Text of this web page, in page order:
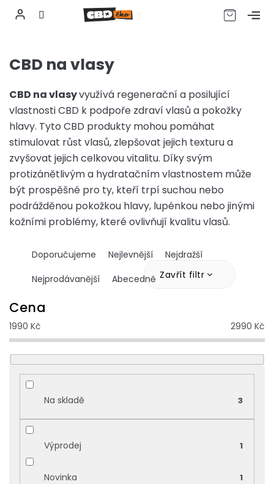
obsah
CZK
CBD na vlasy
CBD na vlasyvyužívá regenerační a posilující
vlastnosti CBD k podpoře zdraví vlasů a pokožky
hlavy. Tyto CBD produkty mohou pomáhat
stimulovat růst vlasů, zlepšovat jejich texturu a
zvyšovat jejich celkovou vitalitu. Díky svým
protizánětlivým a hydratačním vlastnostem může
být prospěšné pro ty, kteří trpí suchou nebo
podrážděnou pokožkou hlavy, lupénkou nebo jinými
kožními problémy, které ovlivňují kvalitu vlasů.
Ř
a
n
í
p
r
o
d
u
ů
Doporučujeme Nejlevnější
Nejdražší
Nejprodávanější
Abecedně Zavřít filtr
Cena
1990 Kč 2990 Kč
Na skladě 3
Výprodej 1
Novinka 1